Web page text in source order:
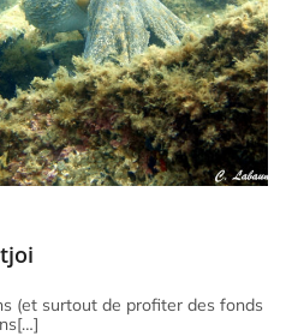
(et surtout de profiter des fonds